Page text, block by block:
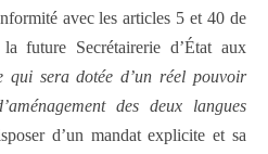
avec les articles 5 et 40 de
future Secrétairerie d’État aux
qui sera dotée d’un réel pouvoir
des deux langues
d’un mandat explicite et sa